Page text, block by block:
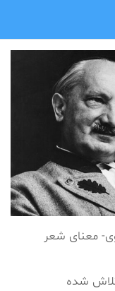
معنای شعر
تلاش شده